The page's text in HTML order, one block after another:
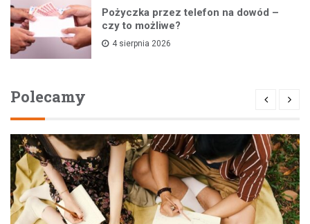
Pożyczka przez telefon na dowód –
czy to możliwe?
4 sierpnia 2026
Polecamy